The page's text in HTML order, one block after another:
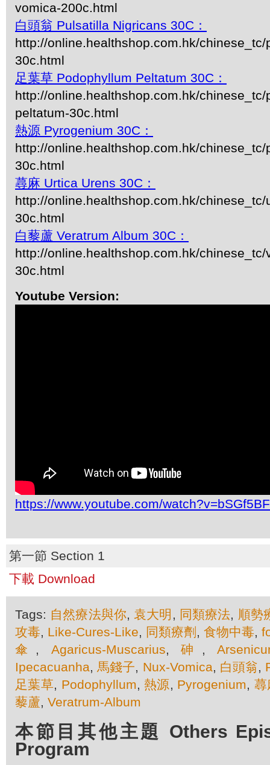
vomica-200c.html
白頭翁 Pulsatilla Nigricans 30C：
http://online.healthshop.com.hk/
30c.html
足葉草 Podophyllum Peltatum 30C：
http://online.healthshop.com.hk/chinese_tc/
peltatum-30c.html
熱源 Pyrogenium 30C：
http://online.healthshop.com.hk/chinese_tc/
30c.html
蕁麻 Urtica Urens 30C：
http://online.healthshop.com.hk/chinese_tc/
30c.html
白藜蘆 Veratrum Album 30C：
http://online.healthshop.com.hk/
30c.html
Youtube Version:
https://www.youtube.com/
第一節 Section 1
下載 Download
Tags: 自然療法與你,袁大明 , 同類療法, 順勢
攻毒, Like-Cures-Like, 同類療劑 , 食物中毒,
傘 , Agaricus-Muscarius,砷 ,
Ipecacuanha, 馬錢子, Nux-Vomica, 白頭翁,
足葉草, Podophyllum, 熱源, Pyrogenium, 蕁
藜蘆, Veratrum-Album
本節目其他主題 Others
Program